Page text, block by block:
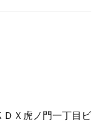
ＤＸ虎ノ門一丁目ビ